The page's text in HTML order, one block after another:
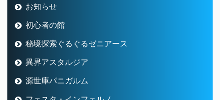
お知らせ
初心者の館
秘境探索ぐるぐるゼニアース
異界アスタルジア
源世庫パニガルム